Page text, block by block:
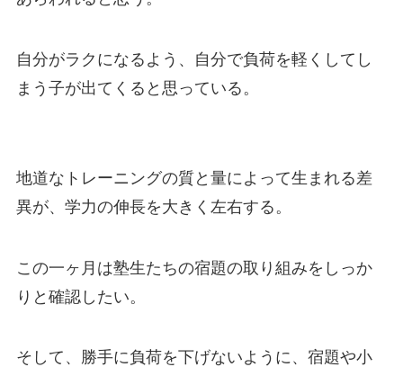
自分がラクになるよう、自分で負荷を軽くしてし
まう子が出てくると思っている。
地道なトレーニングの質と量によって生まれる差
異が、学力の伸長を大きく左右する。
この一ヶ月は塾生たちの宿題の取り組みをしっか
りと確認したい。
そして、勝手に負荷を下げないように、宿題や小